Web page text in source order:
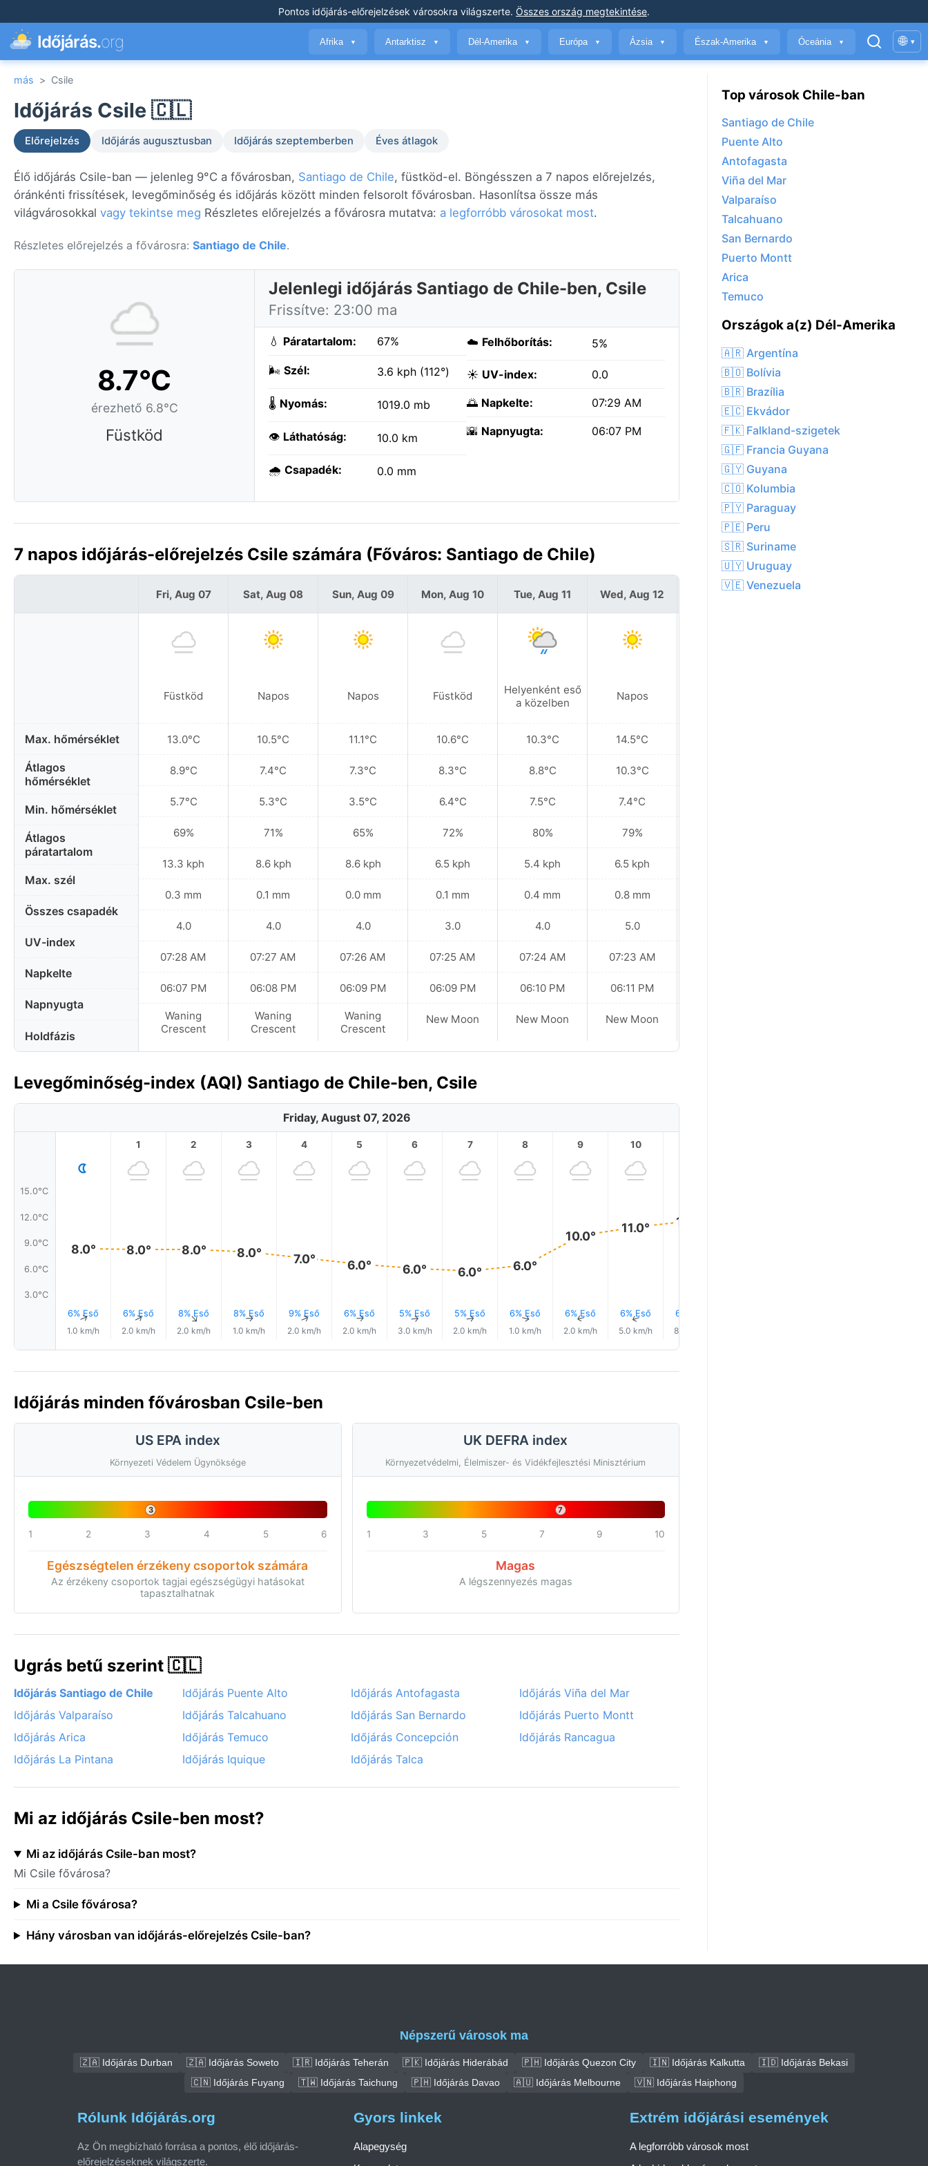
Pontos időjárás-előrejelzések városokra világszerte. Összes ország megtekintése.
Időjárás.org Afrika ▼ Antarktisz ▼ Dél-Amerika ▼ Európa ▼ Ázsia ▼ Észak-Amerika ▼ Óceánia ▼ 🌐 ▾
más > Csile
Időjárás Csile 🇨🇱
Előrejelzés Időjárás augusztusban Időjárás szeptemberben Éves átlagok
Élő időjárás Csile-ban — jelenleg 9°C a fővárosban, Santiago de Chile, füstköd-el. Böngésszen a 7 napos előrejelzés,
óránkénti frissítések, levegőminőség és időjárás között minden felsorolt fővárosban. Hasonlítsa össze más
világvárosokkal vagy tekintse meg Részletes előrejelzés a fővárosra mutatva: a legforróbb városokat most.
Részletes előrejelzés a fővárosra: Santiago de Chile.
8.7°C
érezhető 6.8°C
Füstköd
Jelenlegi időjárás Santiago de Chile-ben, Csile
Frissítve: 23:00 ma
💧 Páratartalom: 67%
🌬️ Szél: 3.6 kph (112°)
🌡️ Nyomás: 1019.0 mb
👁️ Láthatóság: 10.0 km
🌧️ Csapadék: 0.0 mm
☁️ Felhőborítás: 5%
☀️ UV-index: 0.0
🌅 Napkelte: 07:29 AM
🌇 Napnyugta: 06:07 PM
7 napos időjárás-előrejelzés Csile számára (Főváros: Santiago de Chile)
Max. hőmérséklet
Átlagos
hőmérséklet
Min. hőmérséklet
Átlagos
páratartalom
Max. szél
Összes csapadék
UV-index
Napkelte
Napnyugta
Holdfázis
Fri, Aug 07
Füstköd
13.0°C
8.9°C
5.7°C
69%
13.3 kph
0.3 mm
4.0
07:28 AM
06:07 PM
Waning
Crescent
Sat, Aug 08
Napos
10.5°C
7.4°C
5.3°C
71%
8.6 kph
0.1 mm
4.0
07:27 AM
06:08 PM
Waning
Crescent
Sun, Aug 09
Napos
11.1°C
7.3°C
3.5°C
65%
8.6 kph
0.0 mm
4.0
07:26 AM
06:09 PM
Waning
Crescent
Mon, Aug 10
Füstköd
10.6°C
8.3°C
6.4°C
72%
6.5 kph
0.1 mm
3.0
07:25 AM
06:09 PM
New Moon
Tue, Aug 11
Helyenként eső
a közelben
10.3°C
8.8°C
7.5°C
80%
5.4 kph
0.4 mm
4.0
07:24 AM
06:10 PM
New Moon
Wed, Aug 12
Napos
14.5°C
10.3°C
7.4°C
79%
6.5 kph
0.8 mm
5.0
07:23 AM
06:11 PM
New Moon
Thu, Aug 13
Levegőminőség-index (AQI) Santiago de Chile-ben, Csile
Friday, August 07, 2026
15.0°C
12.0°C
9.0°C
6.0°C
3.0°C
8.0°
6% Eső
↑
1.0 km/h
1
8.0°
6% Eső
↑
2.0 km/h
2
8.0°
8% Eső
↑
2.0 km/h
3
8.0°
8% Eső
↑
1.0 km/h
4
7.0°
9% Eső
↑
2.0 km/h
5
6.0°
6% Eső
↑
2.0 km/h
6
6.0°
5% Eső
↑
3.0 km/h
7
6.0°
5% Eső
↑
2.0 km/h
8
6.0°
6% Eső
↑
1.0 km/h
9
10.0°
6% Eső
↑
2.0 km/h
10
11.0°
6% Eső
↑
5.0 km/h
12.0°
6% Eső
8.0 km/h
Időjárás minden fővárosban Csile-ben
US EPA index
Környezeti Védelem Ügynöksége
3
1 2 3 4 5 6
Egészségtelen érzékeny csoportok számára
Az érzékeny csoportok tagjai egészségügyi hatásokat
tapasztalhatnak
UK DEFRA index
Környezetvédelmi, Élelmiszer- és Vidékfejlesztési Minisztérium
7
1 3 5 7 9 10
Magas
A légszennyezés magas
Ugrás betű szerint 🇨🇱
Időjárás Santiago de Chile Időjárás Puente Alto Időjárás Antofagasta
Időjárás Viña del Mar
Időjárás Valparaíso
Időjárás Talcahuano Időjárás San Bernardo
Időjárás Puerto Montt
Időjárás Arica
Időjárás Temuco Időjárás Concepción
Időjárás Rancagua
Időjárás La Pintana
Időjárás Iquique Időjárás Talca
Mi az időjárás Csile-ben most?
Mi az időjárás Csile-ban most?
Mi Csile fővárosa?
Mi a Csile fővárosa?
Hány városban van időjárás-előrejelzés Csile-ban?
Top városok Chile-ban
Santiago de Chile
Puente Alto
Antofagasta
Viña del Mar
Valparaíso
Talcahuano
San Bernardo
Puerto Montt
Arica
Temuco
Országok a(z) Dél-Amerika
🇦🇷 Argentína
🇧🇴 Bolívia
🇧🇷 Brazília
🇪🇨 Ekvádor
🇫🇰 Falkland-szigetek
🇬🇫 Francia Guyana
🇬🇾 Guyana
🇨🇴 Kolumbia
🇵🇾 Paraguay
🇵🇪 Peru
🇸🇷 Suriname
🇺🇾 Uruguay
🇻🇪 Venezuela
Népszerű városok ma
🇿🇦 Időjárás Durban 🇿🇦 Időjárás Soweto 🇮🇷 Időjárás Teherán 🇵🇰 Időjárás Hiderábád 🇵🇭 Időjárás Quezon City 🇮🇳 Időjárás Kalkutta
🇮🇩 Időjárás Bekasi
🇨🇳 Időjárás Fuyang
🇹🇼 Időjárás Taichung 🇵🇭 Időjárás Davao 🇦🇺 Időjárás Melbourne 🇻🇳 Időjárás Haiphong
Rólunk Időjárás.org
Az Ön megbízható forrása a pontos, élő időjárás-
előrejelzéseknek világszerte.
Gyors linkek
Alapegység
Extrém időjárási események
A legforróbb városok most